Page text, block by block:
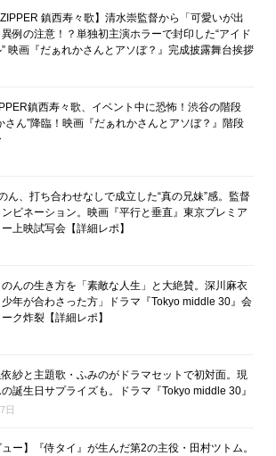
ZIPPER 鎮西寿々歌】清水崇監督から「可愛いが出
例の注意！？単独初主演ホラーで封印した“アイド
映画『だぁれかさんとアソぼ？』完成披露舞台挨拶
鎮西寿々歌、イベント中に恐怖！渋谷の階段
さん”降臨！映画『だぁれかさんとアソぼ？』階段
ん、打ち合わせなしで成立した“真の兄妹”感。監督
ンビネーション。映画『平行と垂直』東京プレミア
上映試写会【詳細レポ】
んの生き方を「素敵な人生」と大絶賛。深川麻衣
年が合わさった方」ドラマ『Tokyo middle 30』会
ク炸裂【詳細レポ】
紗と主題歌・ふみのがドラマセットで初対面。現
誕生日サプライズも。ドラマ『Tokyo middle 30』
日
ュー】『侍タイ』が生んだ第2の主役・田村ツトム。